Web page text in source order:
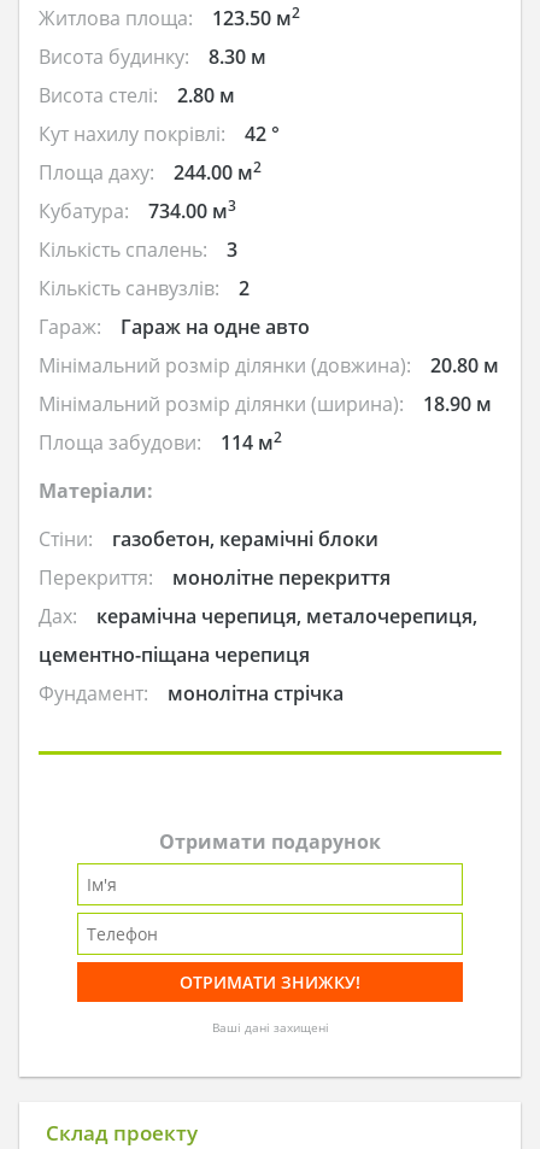
Житлова площа: 123.50 м2
Висота будинку:
8.30 м
Висота стелі:
2.80 м
Кут нахилу покрівлі:
42 °
Площа даху:
244.00 м2
Кубатура: 734.00 м3
Кількість спалень:
3
Кількість санвузлів:
2
Гараж:
Гараж на одне авто
Мінімальний розмір ділянки (довжина):
20.80 м
Мінімальний розмір ділянки (ширина):
18.90 м
Площа забудови:
114 м2
Матеріали:
Стіни:
газобетон, керамічні блоки
Перекриття:
монолітне перекриття
Дах:
керамічна черепиця, металочерепиця,
цементно-піщана черепиця
Фундамент:
монолітна стрічка
Отримати подарунок
Ваші дані захищені
Склад проекту